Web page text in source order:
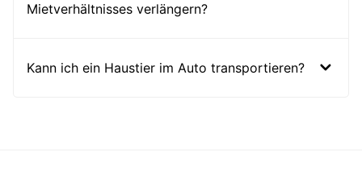
Mietverhältnisses verlängern?
Kann ich ein Haustier im Auto transportieren?